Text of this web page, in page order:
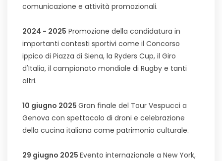
comunicazione e attività promozionali.
2024 - 2025 Promozione della candidatura in
importanti contesti sportivi come il Concorso
ippico di Piazza di Siena, la Ryders Cup, il Giro
d'Italia, il campionato mondiale di Rugby e tanti
altri.
10 giugno 2025 Gran finale del Tour Vespucci a
Genova con spettacolo di droni e celebrazione
della cucina italiana come patrimonio culturale.
29 giugno 2025 Evento internazionale a New York,